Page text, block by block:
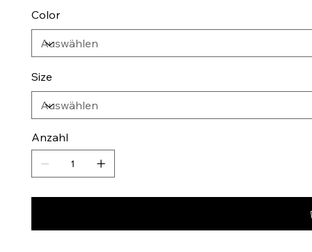
Color
Size
Anzahl